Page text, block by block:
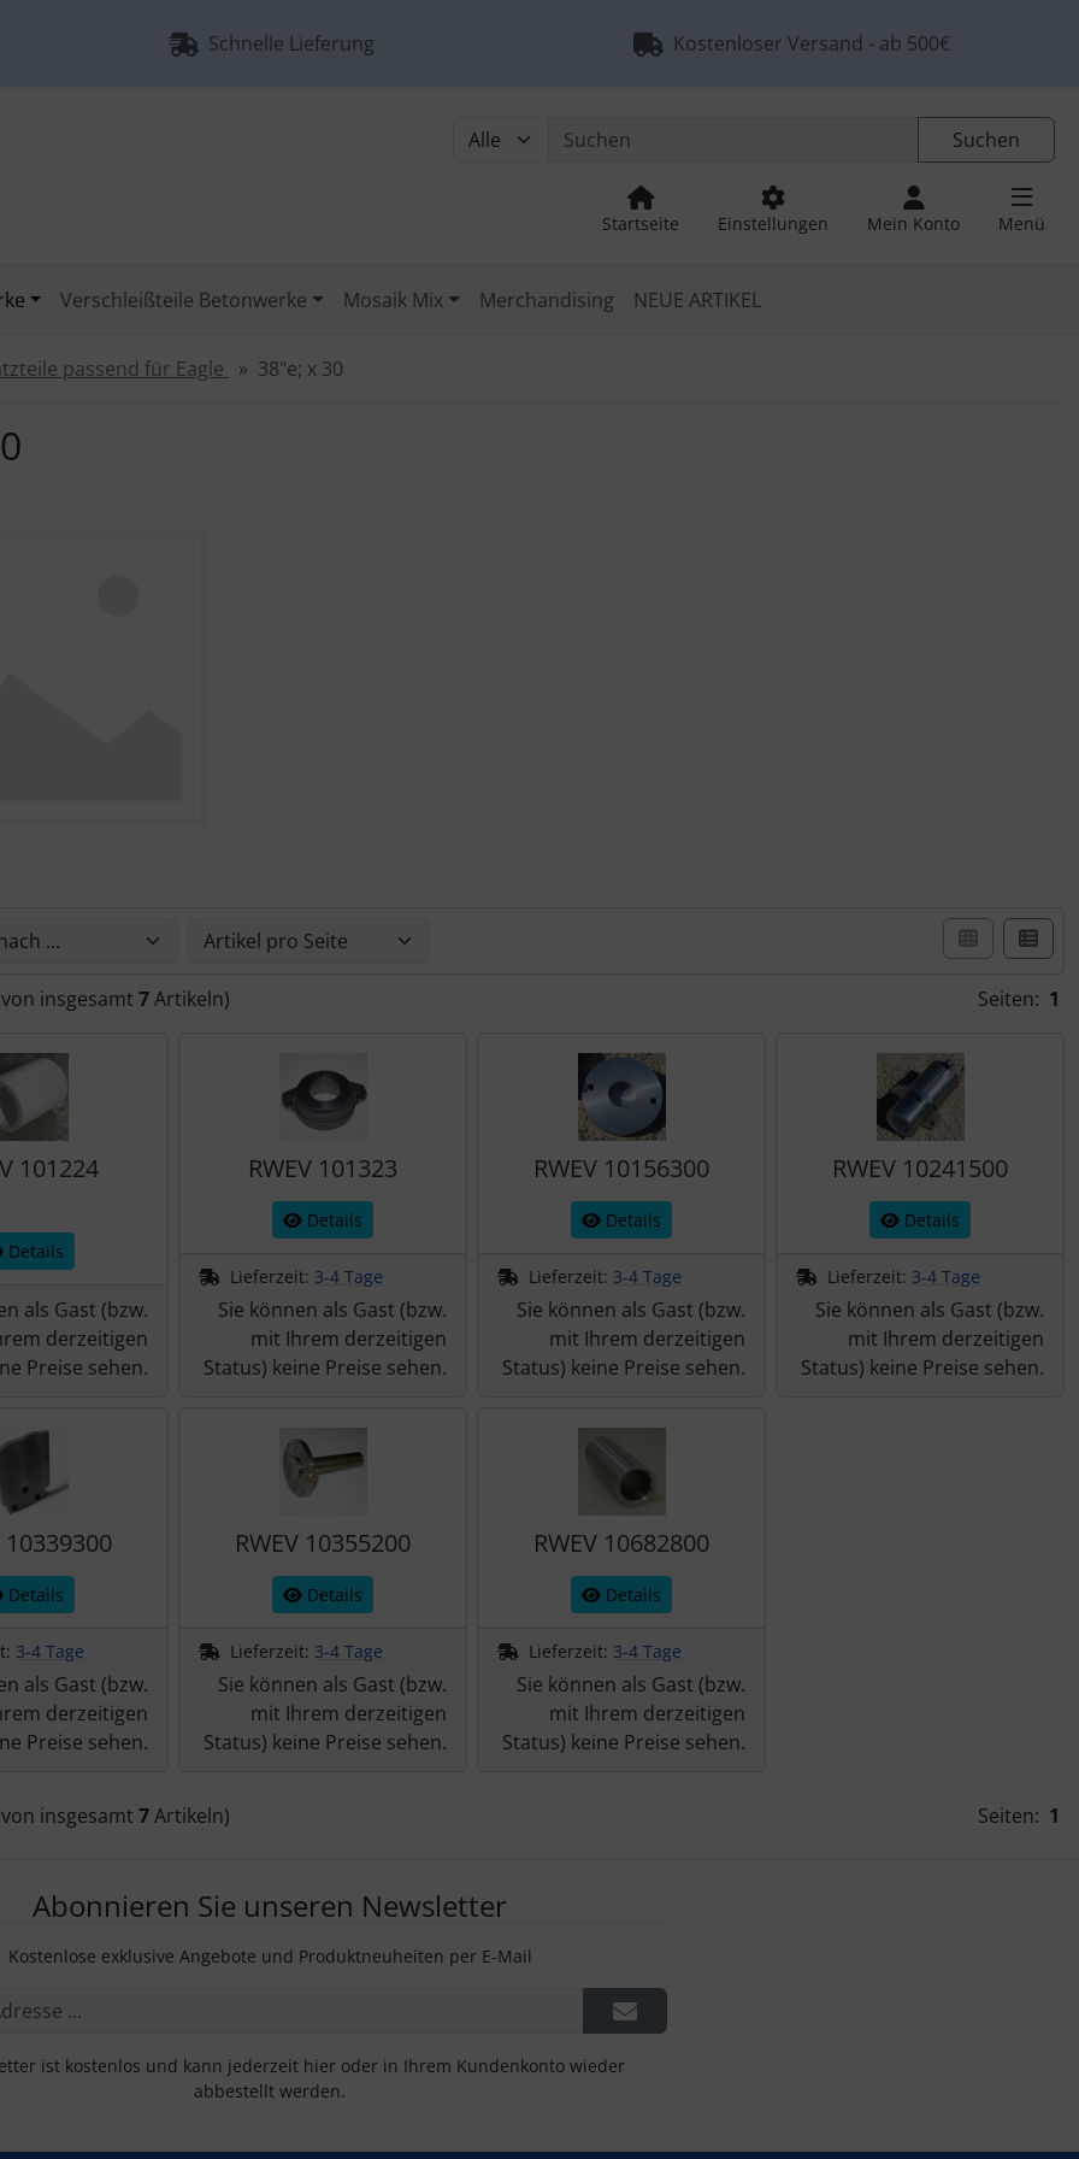
Schnelle Lieferung Kostenloser Versand - ab 500€
Suchen
Startseite Einstellungen Mein Konto Menü
Verschleißteile Betonwerke Mosaik Mix Merchandising NEUE ARTIKEL
passend für Eagle 38"e; x 30
insgesamt 7Artikeln) Seiten: 1
101224
Details
als Gast (bzw.
derzeitigen
Preise sehen.
RWEV 101323
Details
Lieferzeit: 3-4 Tage
Sie können als Gast (bzw.
mit Ihrem derzeitigen
Status) keine Preise sehen.
RWEV 10156300
Details
Lieferzeit: 3-4 Tage
Sie können als Gast (bzw.
mit Ihrem derzeitigen
Status) keine Preise sehen.
RWEV 10241500
Details
Lieferzeit: 3-4 Tage
Sie können als Gast (bzw.
mit Ihrem derzeitigen
Status) keine Preise sehen.
10339300
Details
3-4 Tage
als Gast (bzw.
derzeitigen
Preise sehen.
RWEV 10355200
Details
Lieferzeit: 3-4 Tage
Sie können als Gast (bzw.
mit Ihrem derzeitigen
Status) keine Preise sehen.
RWEV 10682800
Details
Lieferzeit: 3-4 Tage
Sie können als Gast (bzw.
mit Ihrem derzeitigen
Status) keine Preise sehen.
insgesamt 7Artikeln) Seiten: 1
Abonnieren Sie unseren Newsletter
Kostenlose exklusive Angebote und Produktneuheiten per E-Mail
ist kostenlos und kann jederzeit hier oder in Ihrem Kundenkonto wieder
abbestellt werden.